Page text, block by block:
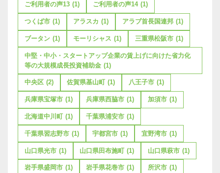
ご利用者の声13 (1) ご利用者の声14 (1)
つくば市 (1) アラスカ (1) アラブ首長国連邦 (1)
ブータン (1) モーリシャス (1) 三重県松阪市 (1)
中堅・中小・スタートアップ企業の賃上げに向けた省力化
等の大規模成長投資補助金 (1)
中央区 (2) 佐賀県基山町 (1) 八王子市 (1)
兵庫県宝塚市 (1) 兵庫県西脇市 (1) 加須市 (1)
北海道中川町 (1) 千葉県浦安市 (1)
千葉県習志野市 (1) 宇都宮市 (1) 宜野湾市 (1)
山口県光市 (1) 山口県田布施町 (1) 山口県萩市 (1)
岩手県盛岡市 (1) 岩手県花巻市 (1) 所沢市 (1)